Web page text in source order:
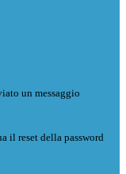
un messaggio
il reset della password